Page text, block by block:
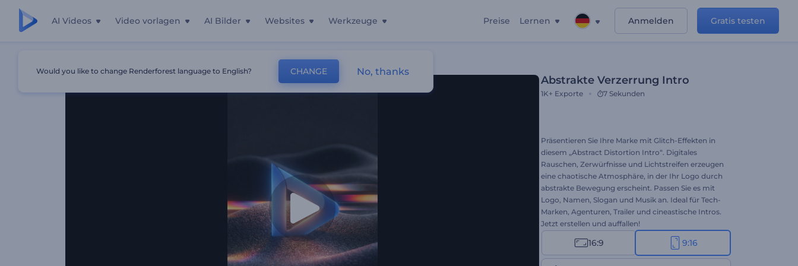
AI Videos Video vorlagen AI Bilder Websites Werkzeuge Preise Lernen Anmelden Gratis testen
Abstrakte Verzerrung Intro
1K+ Exporte 7 Sekunden
Präsentieren Sie Ihre Marke mit Glitch-Effekten in
diesem „Abstract Distortion Intro“. Digitales
Rauschen, Zerwürfnisse und Lichtstreifen erzeugen
eine chaotische Atmosphäre, in der Ihr Logo durch
abstrakte Bewegung erscheint. Passen Sie es mit
Logo, Namen, Slogan und Musik an. Ideal für Tech-
Marken, Agenturen, Trailer und cineastische Intros.
Jetzt erstellen und auffallen!
16:9 9:16
Would you like to change Renderforest language to English? CHANGE No, thanks